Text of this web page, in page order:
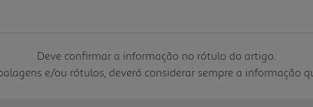
Deve confirmar a informação no rótulo do artigo.
e/ou rótulos, deverá considerar sempre a informação